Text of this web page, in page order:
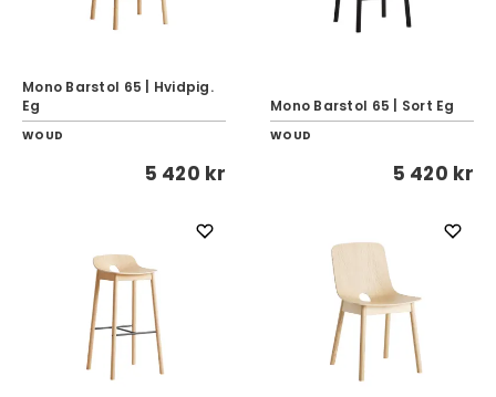
Mono Barstol 65 | Hvidpig.
Eg
WOUD
5 420 kr
Mono Barstol 65 | Sort Eg
WOUD
5 420 kr